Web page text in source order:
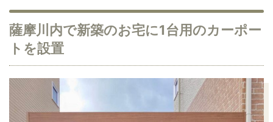
薩摩川内で新築のお宅に1台用のカーポー
トを設置